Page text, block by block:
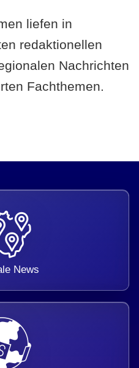
liefen in
redaktionellen
Nachrichten
Fachthemen.
News